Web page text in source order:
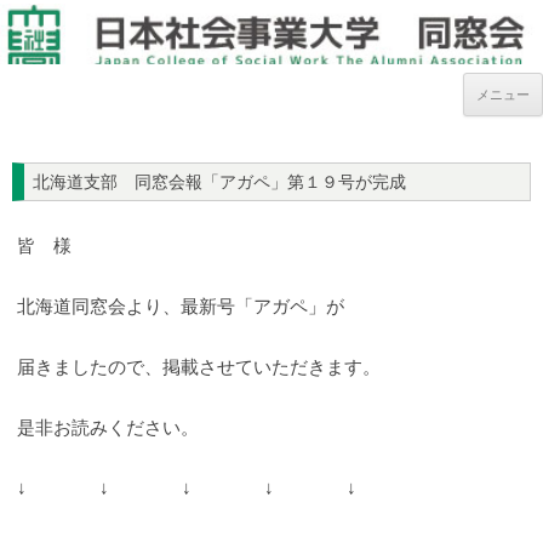
メニュー
北海道支部 同窓会報「アガペ」第１９号が完成
皆 様
北海道同窓会より、最新号「アガペ」が
届きましたので、掲載させていただきます。
是非お読みください。
↓ ↓ ↓ ↓ ↓